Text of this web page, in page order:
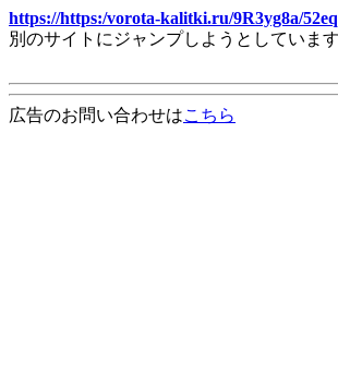
https://https:/vorota-kalitki.ru/9R3yg8a/
別のサイトにジャンプしようとしていま
広告のお問い合わせはこちら